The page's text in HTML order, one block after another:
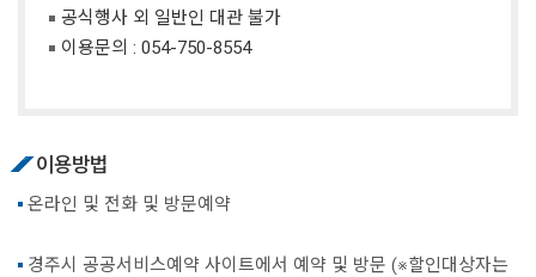
공식행사 외 일반인 대관 불가
이용문의 : 054-750-8554
이용방법
온라인 및 전화 및 방문예약
경주시 공공서비스예약 사이트에서 예약 및 방문 (※할인대상자는